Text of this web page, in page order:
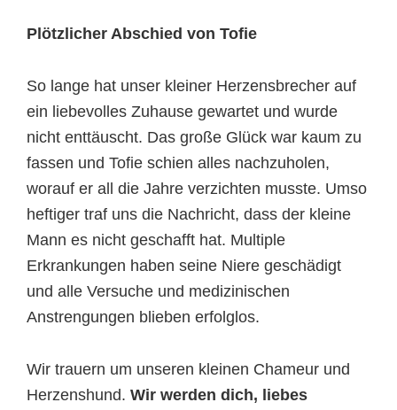
Plötzlicher Abschied von Tofie
So lange hat unser kleiner Herzensbrecher auf
ein liebevolles Zuhause gewartet und wurde
nicht enttäuscht. Das große Glück war kaum zu
fassen und Tofie schien alles nachzuholen,
worauf er all die Jahre verzichten musste. Umso
heftiger traf uns die Nachricht, dass der kleine
Mann es nicht geschafft hat. Multiple
Erkrankungen haben seine Niere geschädigt
und alle Versuche und medizinischen
Anstrengungen blieben erfolglos.
Wir trauern um unseren kleinen Chameur und
Herzenshund. Wir werden dich, liebes